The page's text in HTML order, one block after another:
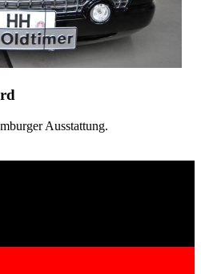
Ausstattung.